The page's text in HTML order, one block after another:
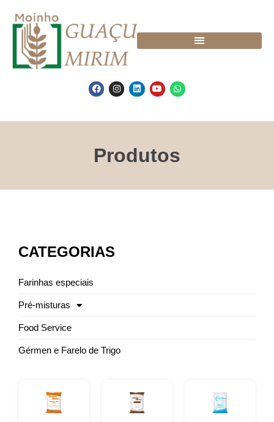
Produtos
CATEGORIAS
Farinhas especiais
Pré-misturas
Food Service
Gérmen e Farelo de Trigo